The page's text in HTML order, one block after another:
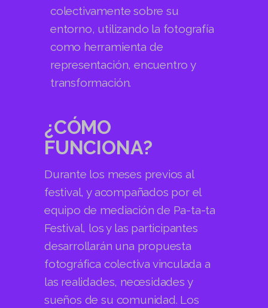
colectivamente sobre su
entorno, utilizando la fotografía
como herramienta de
representación, encuentro y
transformación.
¿CÓMO
FUNCIONA?
Durante los meses previos al
festival, y acompañados por el
equipo de mediación de Pa-ta-ta
Festival, los y las participantes
desarrollarán una propuesta
fotográfica colectiva vinculada a
las realidades, necesidades y
sueños de su comunidad. Los